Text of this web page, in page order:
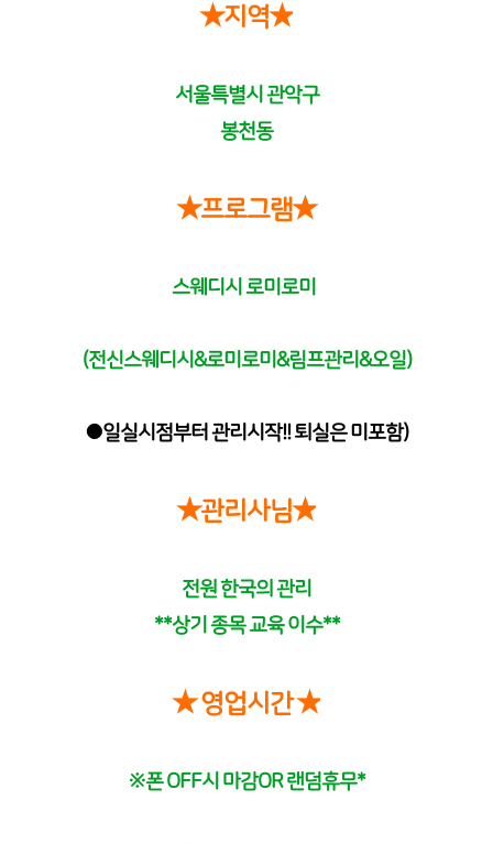
★지역★
서울특별시 관악구
봉천동
★프로그램★
스웨디시 로미로미
(전신스웨디시&로미로미&림프관리&오일)
●일실시점부터 관리시작!! 퇴실은 미포함)
★관리사님★
전원 한국의 관리
**상기 종목 교육 이수**
★ 영업시간 ★
※폰 OFF시 마감OR 랜덤휴무*